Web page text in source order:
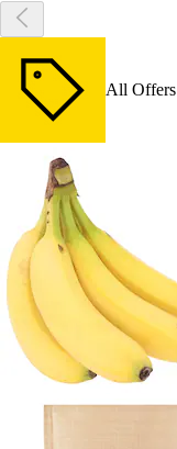
All Offers